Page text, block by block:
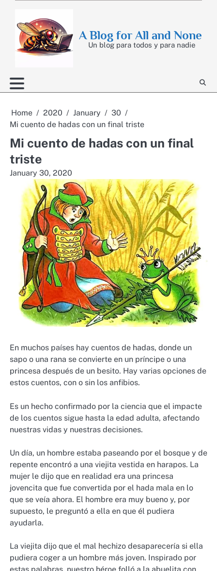
content
A Blog for All and None
Un blog para todos y para nadie
Home 2020 January
30
Mi cuento de hadas con un final triste
Mi cuento de hadas con un final
triste
January 30, 2020
En muchos países hay cuentos de hadas, donde un
sapo o una rana se convierte en un príncipe o una
princesa después de un besito. Hay varias opciones de
estos cuentos, con o sin los anfibios.
Es un hecho confirmado por la ciencia que el impacte
de los cuentos sigue hasta la edad adulta, afectando
nuestras vidas y nuestras decisiones.
Un día, un hombre estaba paseando por el bosque y de
repente encontró a una viejita vestida en harapos. La
mujer le dijo que en realidad era una princesa
jovencita que fue convertida por el hada mala en lo
que se veía ahora. El hombre era muy bueno y, por
supuesto, le preguntó a ella en que él pudiera
ayudarla.
La viejita dijo que el mal hechizo desaparecería si ella
pudiera coger a un hombre más joven. Inspirado por